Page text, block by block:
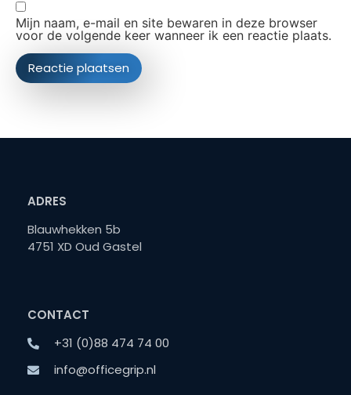
Mijn naam, e-mail en site bewaren in deze browser
voor de volgende keer wanneer ik een reactie plaats.
ADRES
Blauwhekken 5b
4751 XD Oud Gastel
CONTACT
+31 (0)88 474 74 00
info@officegrip.nl